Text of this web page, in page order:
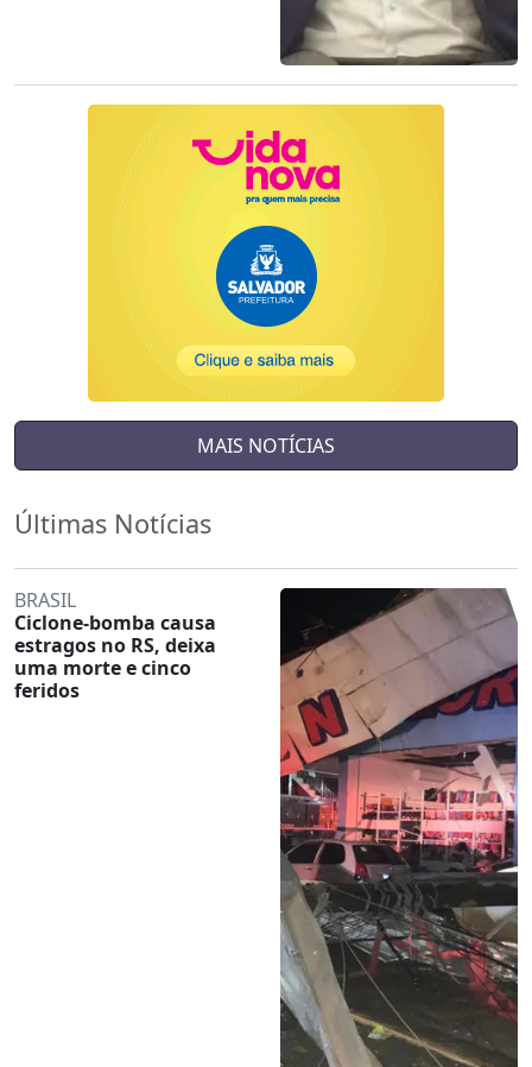
MAIS NOTÍCIAS
Últimas Notícias
BRASIL
Ciclone-bomba causa
estragos no RS, deixa
uma morte e cinco
feridos